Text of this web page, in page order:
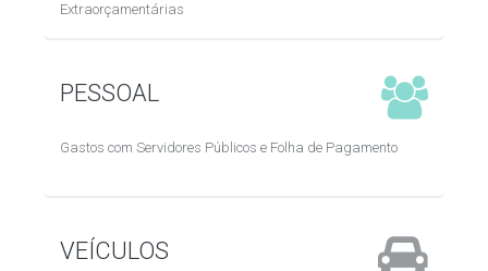
Extraorçamentárias
PESSOAL
Gastos com Servidores Públicos e Folha de Pagamento
VEÍCULOS